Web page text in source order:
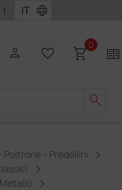
| language
search
person favorite_border shopping_cart0 two_pager
Poltrone - Predellini